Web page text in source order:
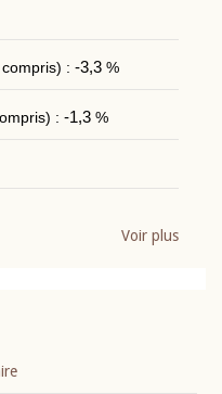
: -3,3%
: -1,3%
Voir plus